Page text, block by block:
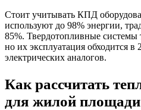
Стоит учитывать КПД
используют до 98% энергии,
85%. Твердотопливные системы
но их эксплуатация обходится в
электрических аналогов.
Как рассчитать
для жилой площади